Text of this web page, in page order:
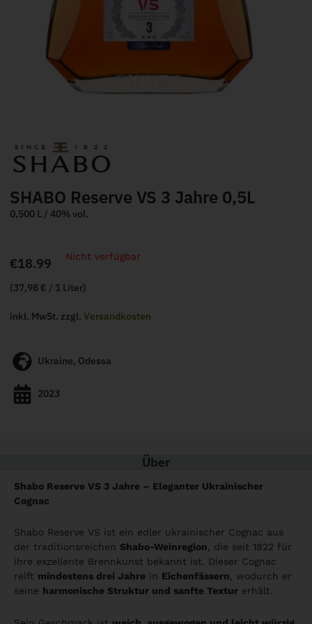
SHABO Reserve VS 3 Jahre 0,5L
0,500 L / 40% vol.
€18.99 Nicht verfügbar
(37,98 € / 1 Liter)
inkl. MwSt. zzgl. Versandkosten
Ukraine, Odessa
2023
Über
Shabo Reserve VS 3 Jahre – Eleganter Ukrainischer
Cognac
Shabo Reserve VS ist ein edler ukrainischer Cognac aus
der traditionsreichen Shabo-Weinregion , die seit 1822 für
ihre exzellente Brennkunst bekannt ist. Dieser Cognac
reift mindestens drei Jahre in Eichenfässern , wodurch er
seine harmonische Struktur und sanfte Textur erhält.